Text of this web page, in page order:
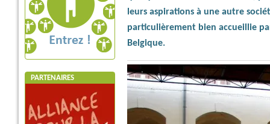
PARTENAIRES
leurs aspirations à une autre
particulièrement bien accueillie
Belgique.